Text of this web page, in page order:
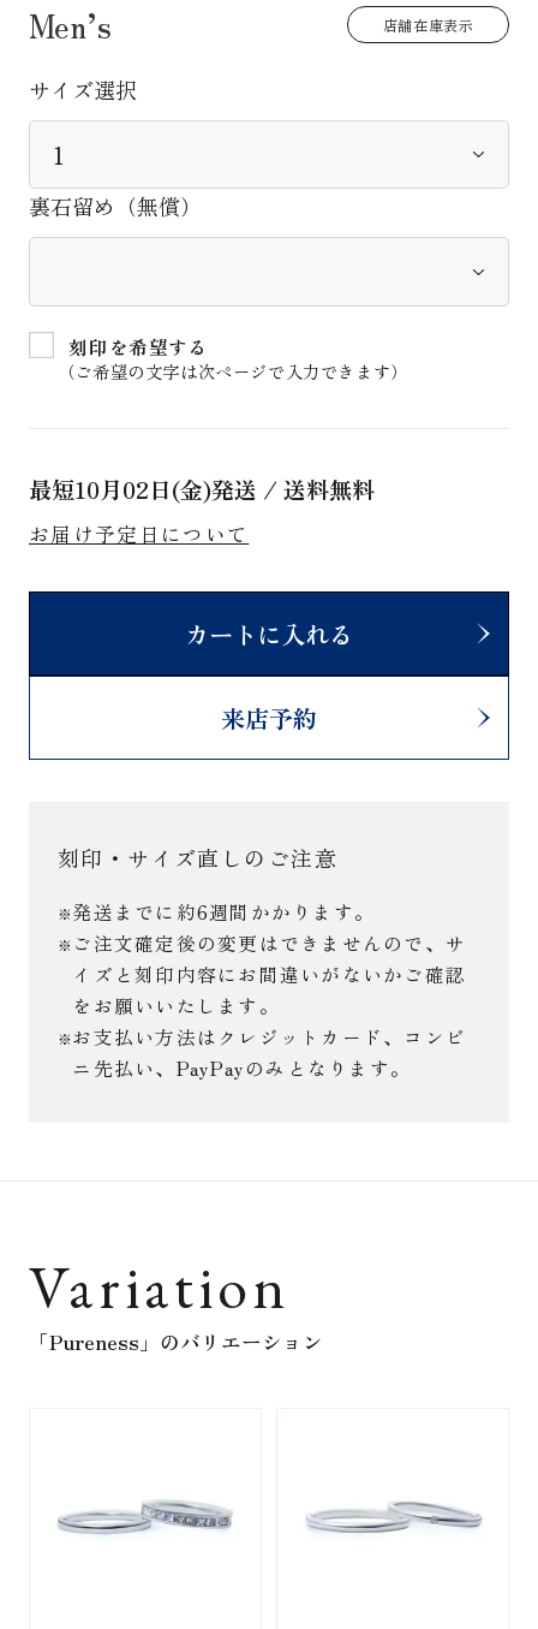
Men’s 店舗在庫表示
サイズ選択
裏石留め（無償）
刻印を希望する
（ご希望の文字は次ページで入力できます）
最短10月02日(金)発送 / 送料無料
お届け予定日について
カートに入れる
来店予約
刻印・サイズ直しのご注意
発送までに約6週間かかります。
ご注文確定後の変更はできませんので、サ
イズと刻印内容にお間違いがないかご確認
をお願いいたします。
お支払い方法はクレジットカード、コンビ
ニ先払い、PayPayのみとなります。
Variation
「Pureness」 のバリエーション